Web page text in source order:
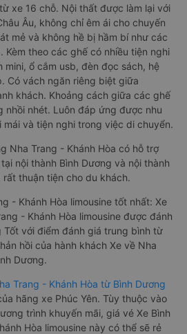
xe 16 chỗ. Nội thất được làm lại với
Âu, không chỉ êm ái cho chuyến
mẻ và không hề bị hầm bí như các
Kèm theo các ghế có nhiều tiện nghi
mini, ổ cắm usb, đèn đọc sách, hệ
Có vách ngăn riêng biệt giữa
khách. Khoảng cách giữa các ghế
nhồi nhét. Luôn đáp ứng được nhu
và tiện nghi trong việc di chuyển.
Nha Trang - Khánh Hòa có hỗ trợ
nội thành Bình Dương và nội thành
rất thuận tiện cho du khách.
- Khánh Hòa limousine tốt nhất: Xe
- Khánh Hòa limousine được đánh
với điểm đánh giá trung bình từ
hồi của hành khách Xe về Nha
Dương.
Trang - Khánh Hòa từ Bình Dương
hãng xe Phúc Yên. Tùy thuộc vào
trình khuyến mãi, giá vé Xe Bình
Hòa limousine này có thể sẽ rẻ